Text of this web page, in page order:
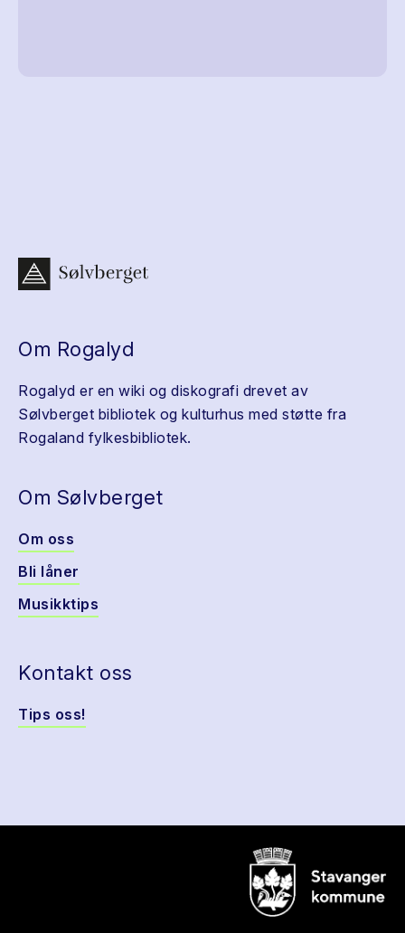
Om Rogalyd
Rogalyd er en wiki og diskografi drevet av
Sølvberget bibliotek og kulturhus med støtte fra
Rogaland fylkesbibliotek.
Om Sølvberget
Om oss
Bli låner
Musikktips
Kontakt oss
Tips oss!